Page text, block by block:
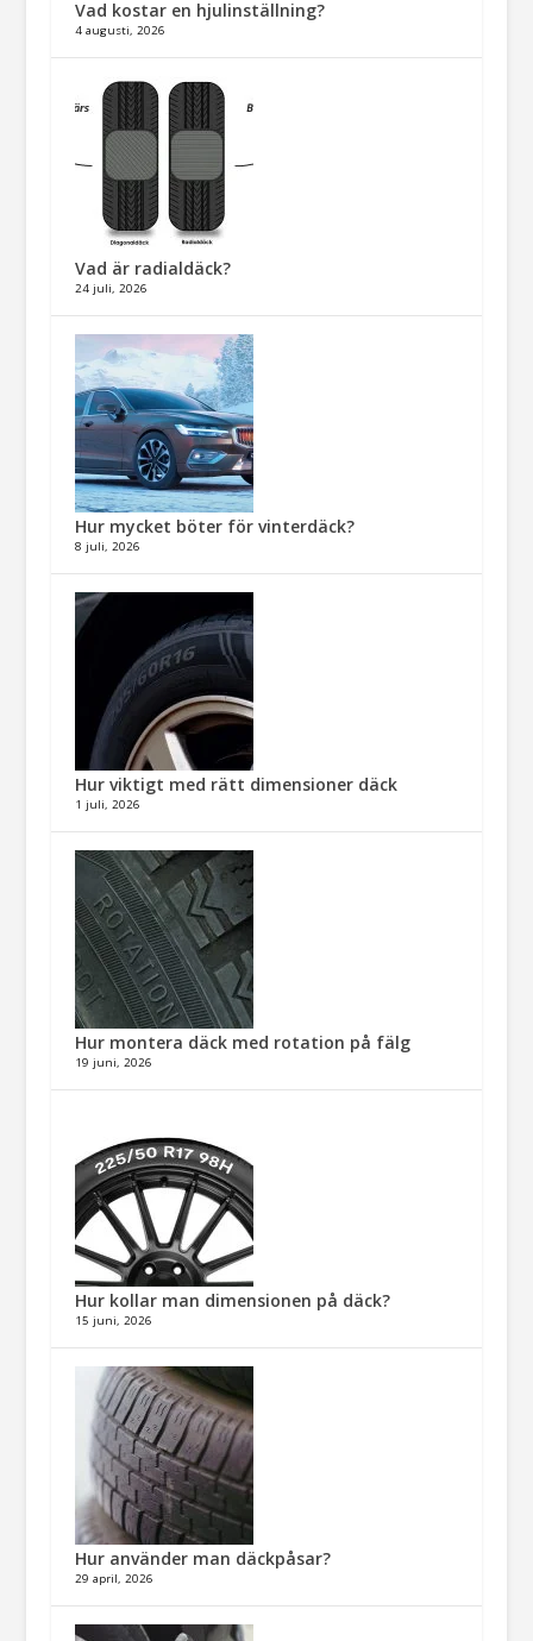
Vad kostar en hjulinställning?
4 augusti, 2026
Vad är radialdäck?
24 juli, 2026
Hur mycket böter för vinterdäck?
8 juli, 2026
Hur viktigt med rätt dimensioner däck​
1 juli, 2026
Hur montera däck med rotation på fälg​
19 juni, 2026
Hur kollar man dimensionen på däck?
15 juni, 2026
Hur använder man däckpåsar?
29 april, 2026